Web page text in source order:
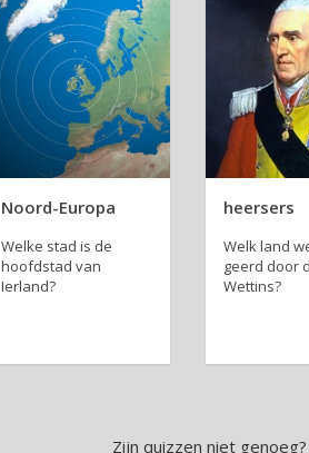
Noord-Europa
Welke stad is de
hoofd­stad van
Ierland?
heersers
Welk land
geerd door
Wettins?
Zijn quizzen niet